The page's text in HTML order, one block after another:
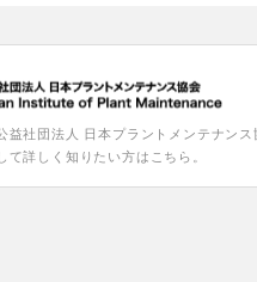
益社団法人 日本プラントメンテナンス
て詳しく知りたい方はこちら。